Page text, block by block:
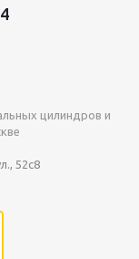
цилиндров и
52с8